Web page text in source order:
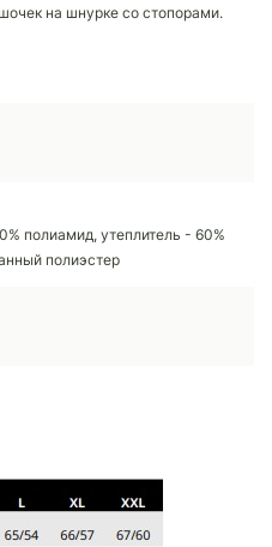
на шнурке со стопорами.
полиамид, утеплитель - 60%
полиэстер